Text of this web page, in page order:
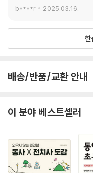
b****r 2025.03.16.
한
배송/반품/교환 안내
이 분야 베스트셀러